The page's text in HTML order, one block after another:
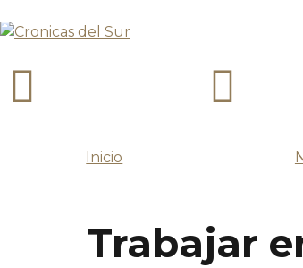
Inicio
Trabajar